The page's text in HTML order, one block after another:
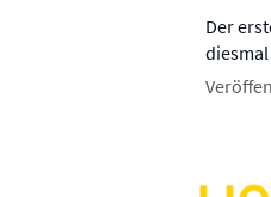
Der